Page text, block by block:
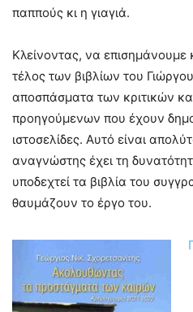
παππούς κι η γιαγιά.
Κλείνοντας, να επισημάνουμε
τέλος των βιβλίων του
αποσπάσματα των κριτικών
προηγούμενων που έχουν
ιστοσελίδες. Αυτό είναι
αναγνώστης έχει τη
υποδεχτεί τα βιβλία του
θαυμάζουν το έργο του.